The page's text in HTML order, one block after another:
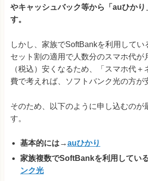
やキャッシュバック等から「auひかり
す。
しかし、家族でSoftBankを利用してい
セット割の適用で人数分のスマホ代が
（税込）安くなるため、「スマホ代
費で考えれば、ソフトバンク光の方が
そのため、以下のように申し込むのが
す。
基本的には→auひかり
家族複数でSoftBankを利用してい
ンク光